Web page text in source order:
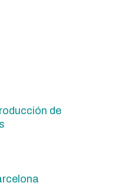
de